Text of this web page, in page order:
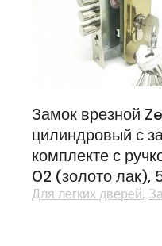
Замок врезной
цилиндровый с
комплекте с
02 (золото лак),
Для легких дверей